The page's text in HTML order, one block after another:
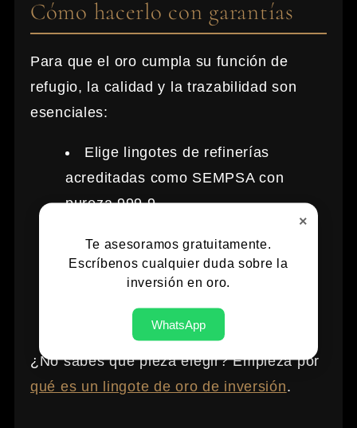
Cómo hacerlo con garantías
Para que el oro cumpla su función de
refugio, la calidad y la trazabilidad son
esenciales:
Elige lingotes de refinerías
acreditadas como SEMPSA con
pureza 999,9.
Aprovecha la exención de IVA del
oro de inversión en España.
piezas para ganar liquidez.
¿No sabes qué pieza elegir? Empieza por
qué es un lingote de oro de inversión.
×
Te asesoramos gratuitamente.
Escríbenos cualquier duda sobre la
inversión en oro.
WhatsApp